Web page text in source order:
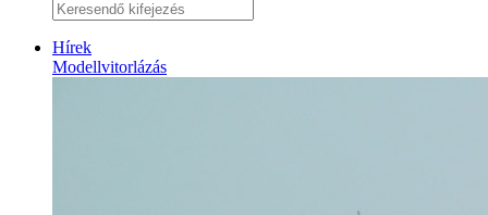
Hírek
Modellvitorlázás